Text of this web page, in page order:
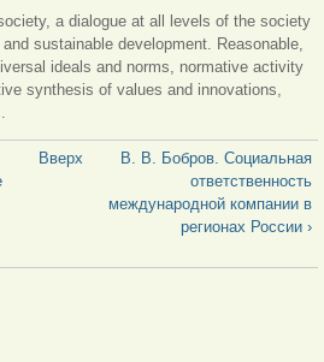
a dialogue at all levels of the society
sustainable development. Reasonable,
ideals and norms, normative activity
synthesis of values and innovations,
Вверх
В. В. Бобров. Социальная
ответственность
международной компании в
регионах России ›